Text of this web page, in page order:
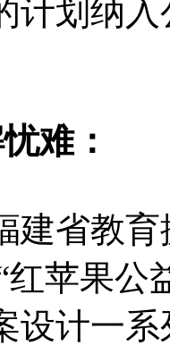
计划纳
难：
建省教
红苹果公
设计一